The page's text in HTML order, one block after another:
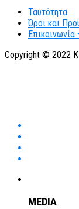
Ταυτότητα
Όροι και
Copyright © 2022
MEDIA